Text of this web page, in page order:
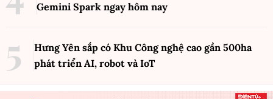
Gemini Spark ngay hôm nay
Hưng Yên sắp có Khu Công nghệ cao gần 500ha
phát triển AI, robot và IoT